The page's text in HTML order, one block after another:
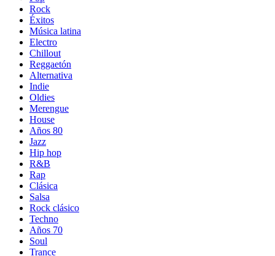
Rock
Éxitos
Música latina
Electro
Chillout
Reggaetón
Alternativa
Indie
Oldies
Merengue
House
Años 80
Jazz
Hip hop
R&B
Rap
Clásica
Salsa
Rock clásico
Techno
Años 70
Soul
Trance